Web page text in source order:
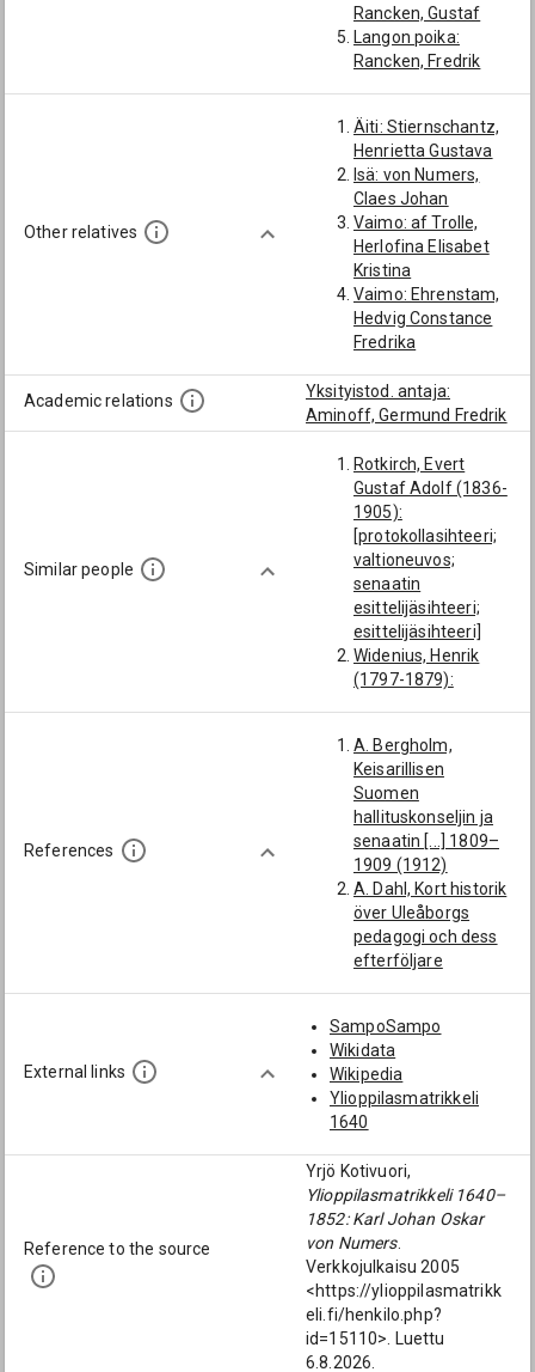
Rancken, Gustaf
Langon poika:
Rancken, Fredrik
Other relatives
Äiti: Stiernschantz,
Henrietta Gustava
Isä: von Numers,
Claes Johan
Vaimo: af Trolle,
Herlofina Elisabet
Kristina
Vaimo: Ehrenstam,
Hedvig Constance
Fredrika
Ida Cecilia
Academic relations
Yksityistod. antaja:
Aminoff, Germund Fredrik
Similar people
Rotkirch, Evert
Gustaf Adolf (1836-
1905):
[protokollasihteeri;
valtioneuvos;
senaatin
esittelijäsihteeri;
esittelijäsihteeri]
Widenius, Henrik
(1797-1879):
senaatin
esittelijäsihteeri;
esittelijäsihteeri]
Gylling, Vilhelm Ulrik
(1797-1873):
[protokollasihteeri;
senaatin
esittelijäsihteeri;
esittelijäsihteeri]
Sjöman, Karl
Kristian (1809-
[protokollasihteeri;
senaatin
esittelijäsihteeri;
esittelijäsihteeri]
Lethin, Johan Ulrik
(1793-1862):
[protokollasihteeri;
senaatin
esittelijäsihteeri;
esittelijäsihteeri]
Sourander, Gustaf
Ferdinand (1817-
1905):
[protokollasihteeri;
References
A. Bergholm,
Keisarillisen
Suomen
hallituskonseljin ja
senaatin [...] 1809–
1909 (1912)
A. Dahl, Kort historik
över Uleåborgs
pedagogi och dess
efterföljare
A. Jörgensen,
Nyländska
avdelningens
matrikel 1640–1868
(1911)
G. Elgenstierna, Den
introducerade
svenska adelns
ättartavlor V (1930)
HYKA OTA Ba,
Oikeustieteellisen
tiedekunnan
nimikirja 1828–72
HYKA, Album 1817–
65
External links
SampoSampo
Wikidata
Wikipedia
Ylioppilasmatrikkeli
1640
Reference to the source
Yrjö Kotivuori,
Ylioppilasmatrikkeli 1640–
1852: Karl Johan Oskar
von Numers.
Verkkojulkaisu 2005
<https://ylioppilasmatrikk
eli.fi/henkilo.php?
id=15110>. Luettu
6.8.2026.